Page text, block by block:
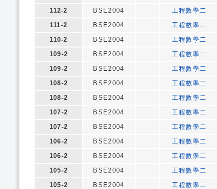
112-2
BSE2004
工程數學二
111-2
BSE2004
工程數學二
110-2
BSE2004
工程數學二
109-2
BSE2004
工程數學二
109-2
BSE2004
工程數學二
108-2
BSE2004
工程數學二
108-2
BSE2004
工程數學二
107-2
BSE2004
工程數學二
107-2
BSE2004
工程數學二
106-2
BSE2004
工程數學二
106-2
BSE2004
工程數學二
105-2
BSE2004
工程數學二
105-2
BSE2004
工程數學二